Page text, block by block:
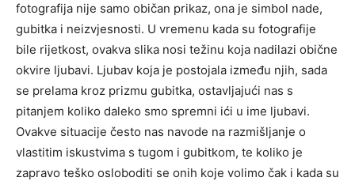
fotografija nije samo običan prikaz, ona je simbol nade,
gubitka i neizvjesnosti. U vremenu kada su fotografije
bile rijetkost, ovakva slika nosi težinu koja nadilazi obične
okvire ljubavi. Ljubav koja je postojala između njih, sada
se prelama kroz prizmu gubitka, ostavljajući nas s
pitanjem koliko daleko smo spremni ići u ime ljubavi.
Ovakve situacije često nas navode na razmišljanje o
vlastitim iskustvima s tugom i gubitkom, te koliko je
zapravo teško osloboditi se onih koje volimo čak i kada su